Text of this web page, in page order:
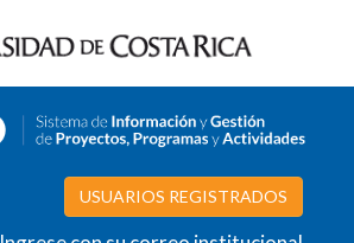
USUARIOS REGISTRADOS